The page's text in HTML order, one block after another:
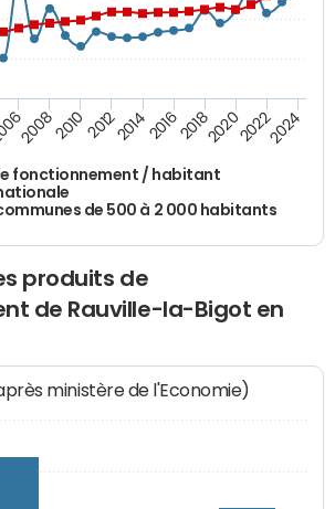
fonctionnement / habitant
de 500 à 2 000 habitants
200820102012201420162018202020222024
produits de
de Rauville-la-Bigot en
ministère de l'Economie)